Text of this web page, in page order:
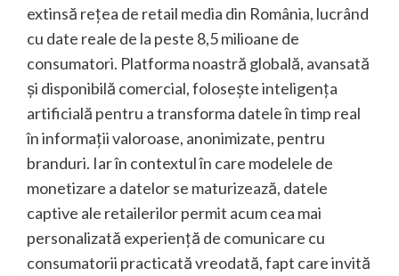
extinsă rețea de retail media din România, lucrând
cu date reale de la peste 8,5 milioane de
consumatori. Platforma noastră globală, avansată
și disponibilă comercial, folosește inteligența
artificială pentru a transforma datele în timp real
în informații valoroase, anonimizate, pentru
branduri. Iar în contextul în care modelele de
monetizare a datelor se maturizează, datele
captive ale retailerilor permit acum cea mai
personalizată experiență de comunicare cu
consumatorii practicată vreodată, fapt care invită